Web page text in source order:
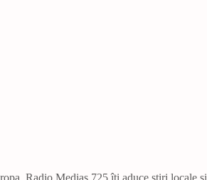
Radio Mediaș 725 îți aduce știri locale